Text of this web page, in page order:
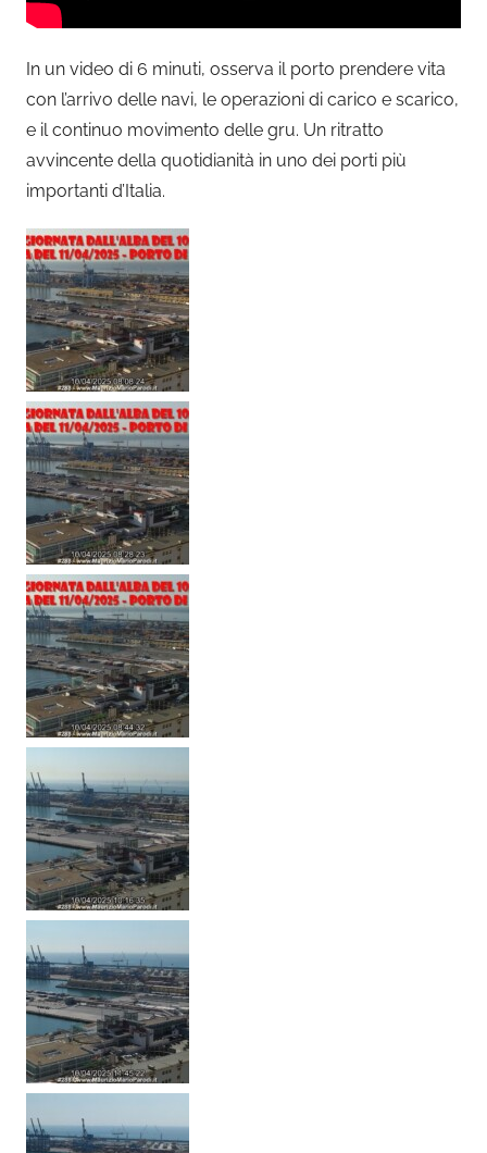
In un video di 6 minuti, osserva il porto prendere vita
con l’arrivo delle navi, le operazioni di carico e scarico,
e il continuo movimento delle gru. Un ritratto
avvincente della quotidianità in uno dei porti più
importanti d’Italia.